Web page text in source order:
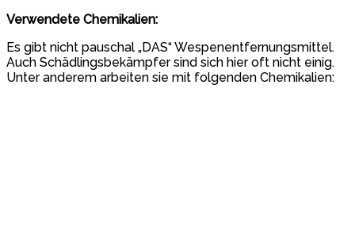
Verwendete Chemikalien:
Es gibt nicht pauschal „DAS“ Wespenentfernungsmittel.
Auch Schädlingsbekämpfer sind sich hier oft nicht einig.
Unter anderem arbeiten sie mit folgenden Chemikalien: